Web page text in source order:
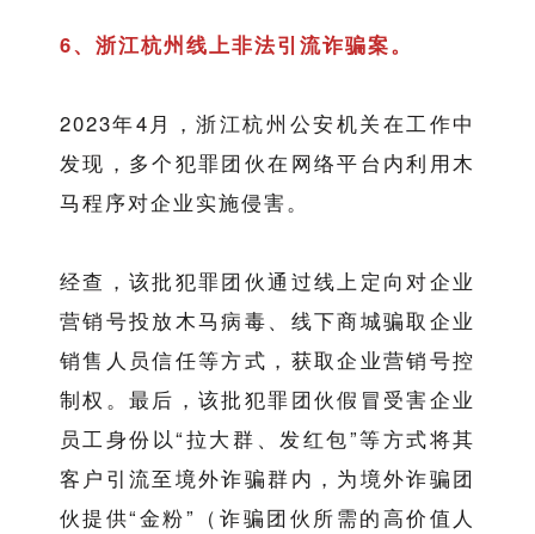
6、浙江杭州线上非法引流诈骗案。
2023年4月，浙江杭州公安机关在工作中
发现，多个犯罪团伙在网络平台内利用木
马程序对企业实施侵害。
经查，该批犯罪团伙通过线上定向对企业
营销号投放木马病毒、线下商城骗取企业
销售人员信任等方式，获取企业营销号控
制权。最后，该批犯罪团伙假冒受害企业
员工身份以“拉大群、发红包”等方式将其
客户引流至境外诈骗群内，为境外诈骗团
伙提供“金粉”（诈骗团伙所需的高价值人